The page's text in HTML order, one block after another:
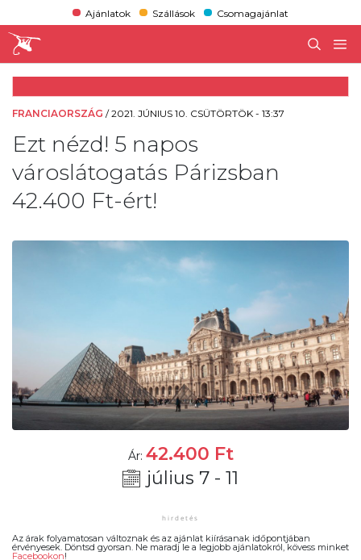
Ajánlatok Szállások Csomagajánlat
FRANCIAORSZÁG /2021. JÚNIUS 10. CSÜTÖRTÖK - 13:37
Ezt nézd! 5 napos
városlátogatás Párizsban
42.400 Ft-ért!
Ár: 42.400 Ft
július 7 - 11
Az árak folyamatosan változnak és az ajánlat kiírásanak időpontjában
érvényesek. Döntsd gyorsan. Ne maradj le a legjobb ajánlatokról, kövess minket
Facebookon!